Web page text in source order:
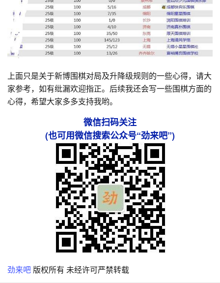
上面只是关于新博围棋对局及升降级规则的一些心得，请大
家参考，如有纰漏欢迎指正。后续我还会写一些围棋方面的
心得，希望大家多多支持我哟。
微信扫码关注
(也可用微信搜索公众号“劲来吧”)
劲来吧 版权所有 未经许可严禁转载